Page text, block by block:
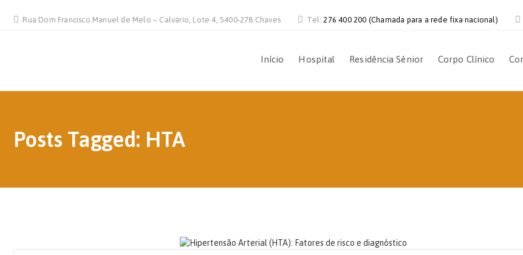
Rua Dom Francisco Manuel de Melo – Calvário, Lote 4, 5400-278 Chaves Tel:276 400 200 (Chamada para a rede fixa nacional)
Início Hospital Residência Sénior Corpo Clínico
Posts Tagged: HTA